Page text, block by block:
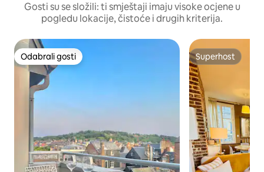
Gosti su se složili: ti smještaji imaju visoke ocjene u
pogledu lokacije, čistoće i drugih kriterija.
Odabrali gosti
Odabrali gosti Superhost
Superhost